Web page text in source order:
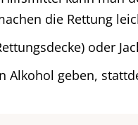
die Rettung
oder
Alkohol geben,